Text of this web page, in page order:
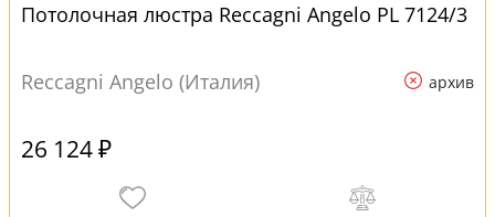
Потолочная люстра Reccagni Angelo PL 7124/3
Reccagni Angelo (Италия) архив
26 124 ₽